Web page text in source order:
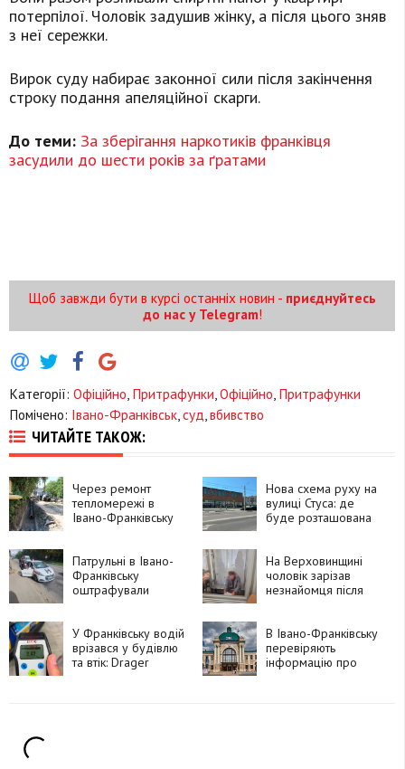
потерпілої. Чоловік задушив жінку, а після цього зняв
з неї сережки.
Вирок суду набирає законної сили після закінчення
строку подання апеляційної скарги.
До теми: За зберігання наркотиків франківця
засудили до шести років за ґратами
Щоб завжди бути в курсі останніх новин - приєднуйтесь
до нас у Telegram!
Категорії: Офіційно Притрафунки Офіційно Притрафунки
Помічено: Івано-Франківськ суд вбивство
ЧИТАЙТЕ ТАКОЖ:
Через ремонт
тепломережі в
Івано-Франківську
Нова схема руху на
вулиці Стуса: де
буде розташована
Патрульні в Івано-
Франківську
оштрафували
навчання без
належного
документа
На Верховинщині
чоловік зарізав
незнайомця після
намагався видати
вбивство за
самогубство
У Франківську водій
врізався у будівлю
та втік: Drager
В Івано-Франківську
перевіряють
інформацію про